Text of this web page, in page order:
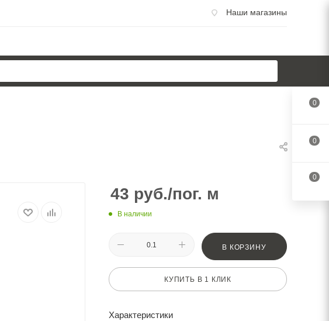
Наши магазины
43 руб./пог. м
В наличии
В КОРЗИНУ
КУПИТЬ В 1 КЛИК
Характеристики
0
0
0